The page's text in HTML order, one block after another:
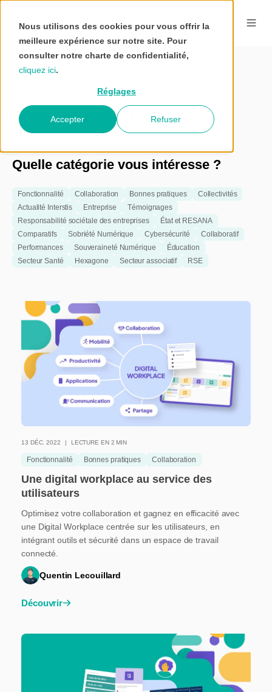
Nous utilisons des cookies pour vous offrir la
meilleure expérience sur notre site. Pour
consulter notre charte de confidentialité,
cliquez ici.
Réglages
Accepter Refuser
Accueil Blog Interstis
Tous nos articles
Quelle catégorie vous intéresse ?
Fonctionnalité Collaboration Bonnes pratiques
Collectivités
Actualité Interstis
Entreprise
Témoignages
Responsabilité sociétale des entreprises
État et RESANA
Comparatifs
Sobriété Numérique Cybersécurité
Collaboratif
Performances
Souveraineté Numérique
Éducation
Secteur Santé
Hexagone Secteur associatif RSE
13 DÉC. 2022 LECTURE EN 2 MIN
Fonctionnalité Bonnes pratiques Collaboration
Une digital workplace au service des
utilisateurs
Optimisez votre collaboration et gagnez en efficacité avec
une Digital Workplace centrée sur les utilisateurs, en
intégrant outils et sécurité dans un espace de travail
connecté.
Quentin Lecouillard
Découvrir